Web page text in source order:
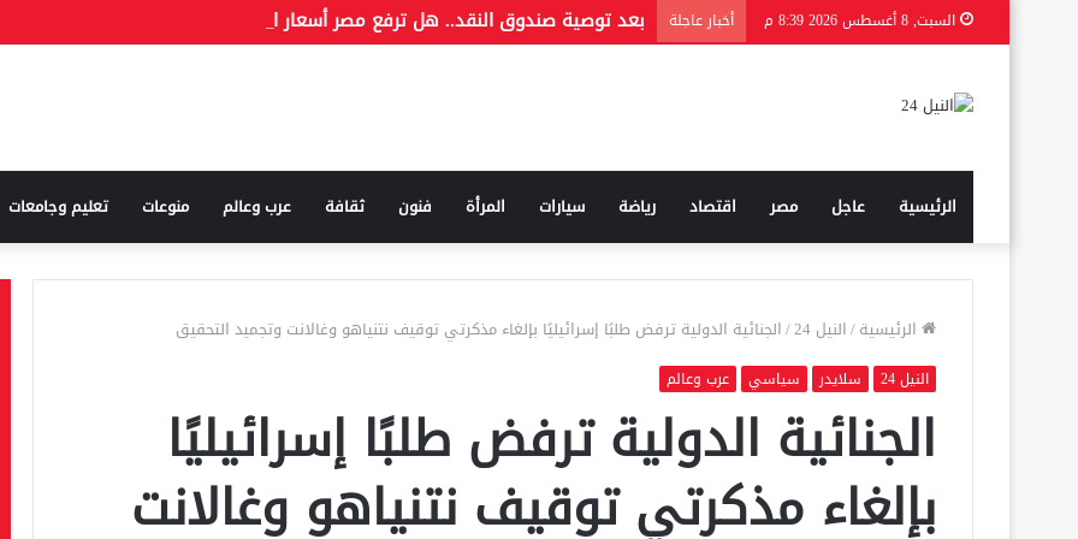
السبت, 8 أغسطس 2026 8:39 م أخبار عاجلة بعد توصية صندوق النقد.. هل ترفع مصر أسعار الوقود مجددًا؟
الرئيسية عاجل مصر اقتصاد رياضة سيارات المرأة فنون ثقافة عرب وعالم منوعات تعليم وجامعات
الرئيسية/النيل 24 /الجنائية الدولية ترفض طلبًا إسرائيليًا بإلغاء مذكرتي توقيف نتنياهو وغالانت وتجميد التحقيق
النيل 24 سلايدر سياسي عرب وعالم
الجنائية الدولية ترفض طلبًا إسرائيليًا
بإلغاء مذكرتي توقيف نتنياهو وغالانت